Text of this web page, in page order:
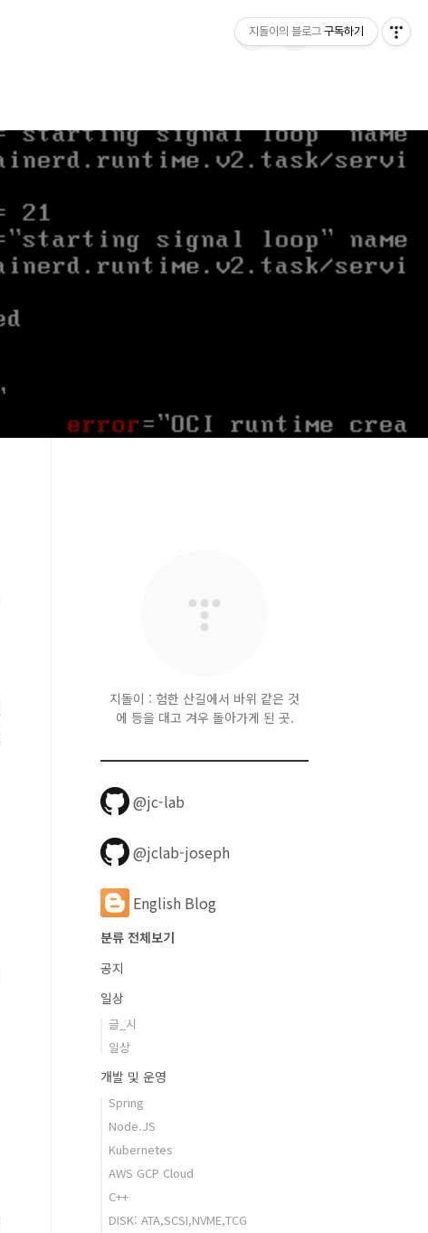
지돌이 : 험한 산길에서 바위 같은 것
에 등을 대고 겨우 돌아가게 된 곳.
@jc-lab
@jclab-joseph
English Blog
분류 전체보기
공지
일상
글_시
일상
개발 및 운영
Spring
Node.JS
Kubernetes
AWS GCP Cloud
C++
DISK: ATA,SCSI,NVME,TCG
지돌이의 블로그 구독하기